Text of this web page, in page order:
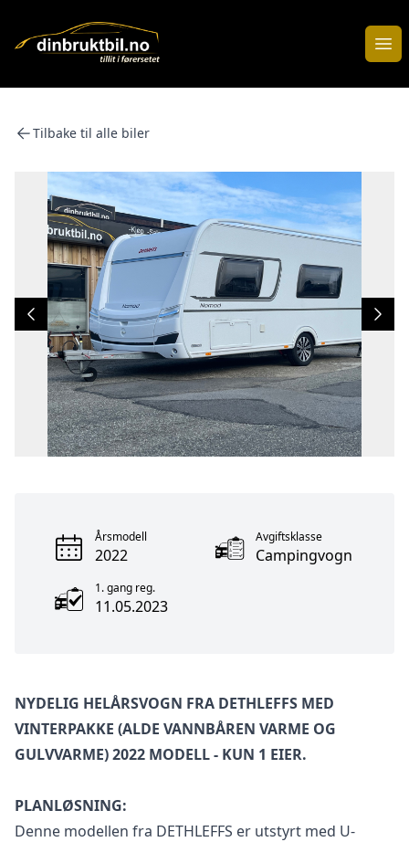
Tilbake til alle biler
Årsmodell
2022
Avgiftsklasse
Campingvogn
1. gang reg.
11.05.2023
NYDELIG HELÅRSVOGN FRA DETHLEFFS MED
VINTERPAKKE (ALDE VANNBÅREN VARME OG
GULVVARME) 2022 MODELL - KUN 1 EIER.
PLANLØSNING:
Denne modellen fra DETHLEFFS er utstyrt med U-